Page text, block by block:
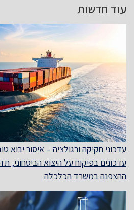
עוד חדשות
עדכוני חקיקה ורגולציה – איסור יבוא
עדכונים בפיקוח על היצוא הביטחוני,
ההצפנה במשרד הכלכלה